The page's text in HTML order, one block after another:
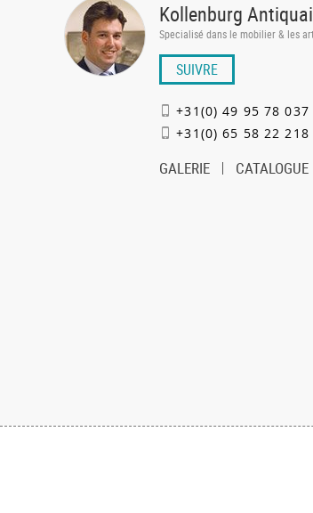
Kollenburg
Specialisé dans le mobilier & les
SUIVRE
+31(0) 49 95 78 037
+31(0) 65 58 22 218
GALERIE CATALOGUE